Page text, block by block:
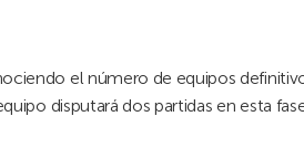
el número de equipos
disputará dos partidas en esta